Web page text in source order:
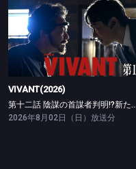
VIVANT(2026)
VIVANT(2026)
第十二話 陰謀の首謀者判明!?新たな仲間との対峙
2026年8月02日（日）放送分